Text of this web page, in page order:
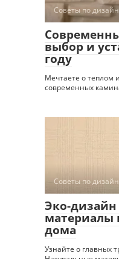
Советы по
выбор и
году
Мечтаете о теплом
современных
Советы по
Эко-дизайн
материалы
дома
Узнайте о главных